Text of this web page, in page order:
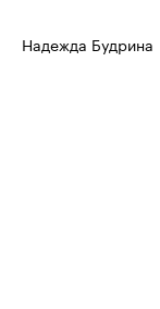
Надежда Будрина